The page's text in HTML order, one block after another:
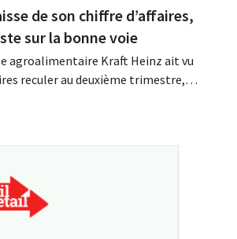
de son chiffre d’affaires,
sur la bonne voie
agroalimentaire Kraft Heinz ait vu
reculer au deuxième trimestre,